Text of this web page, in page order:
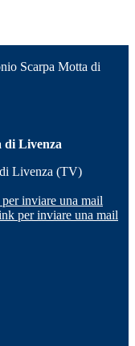
Scarpa Motta di
di Livenza
Livenza (TV)
inviare una mail
per inviare una mail